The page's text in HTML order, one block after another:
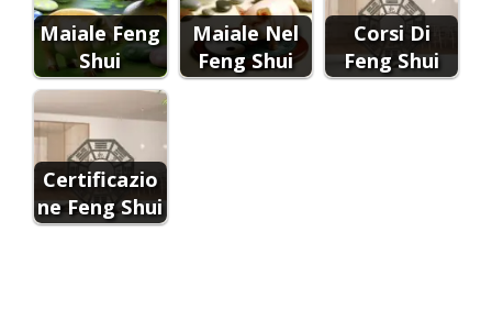
Maiale Feng
Shui
Maiale Nel
Feng Shui
Corsi Di
Feng Shui
Certificazio
ne Feng Shui